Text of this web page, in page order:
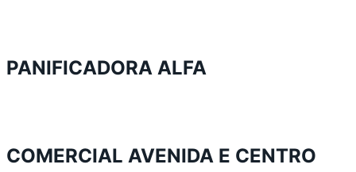
PANIFICADORA ALFA
COMERCIAL AVENIDA E CENTRO